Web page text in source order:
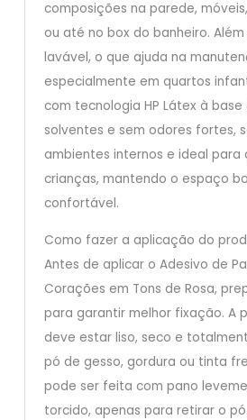
composições na parede,
ou até no box do banheiro.
lavável, o que ajuda na
especialmente em quartos
com tecnologia HP Látex à base
solventes e sem odores fortes,
ambientes internos e ideal para
crianças, mantendo o espaço
confortável.
Como fazer a aplicação do
Antes de aplicar o Adesivo de
Corações em Tons de Rosa,
para garantir melhor fixação. A
deve estar liso, seco e
pó de gesso, gordura ou tinta
pode ser feita com pano
torcido, apenas para retirar o